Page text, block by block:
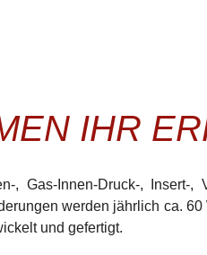
IHR
, Gas-Innen-Druck-, Insert-,
werden jährlich ca. 60
und gefertigt.